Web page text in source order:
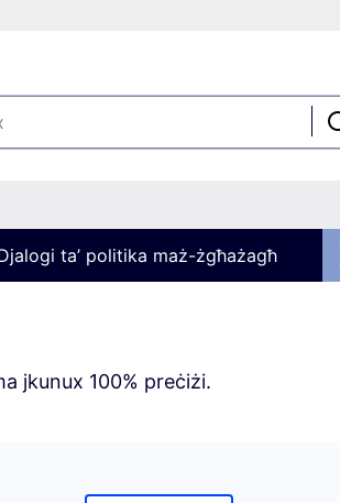
ta’ politika maż-żgħażagħ
jkunux 100% preċiżi.